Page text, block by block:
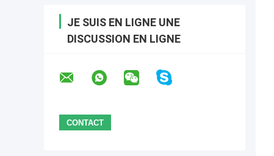
JE SUIS EN LIGNE UNE
DISCUSSION EN LIGNE